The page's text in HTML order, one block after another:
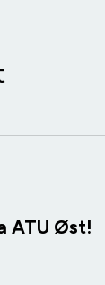
ATU Øst!